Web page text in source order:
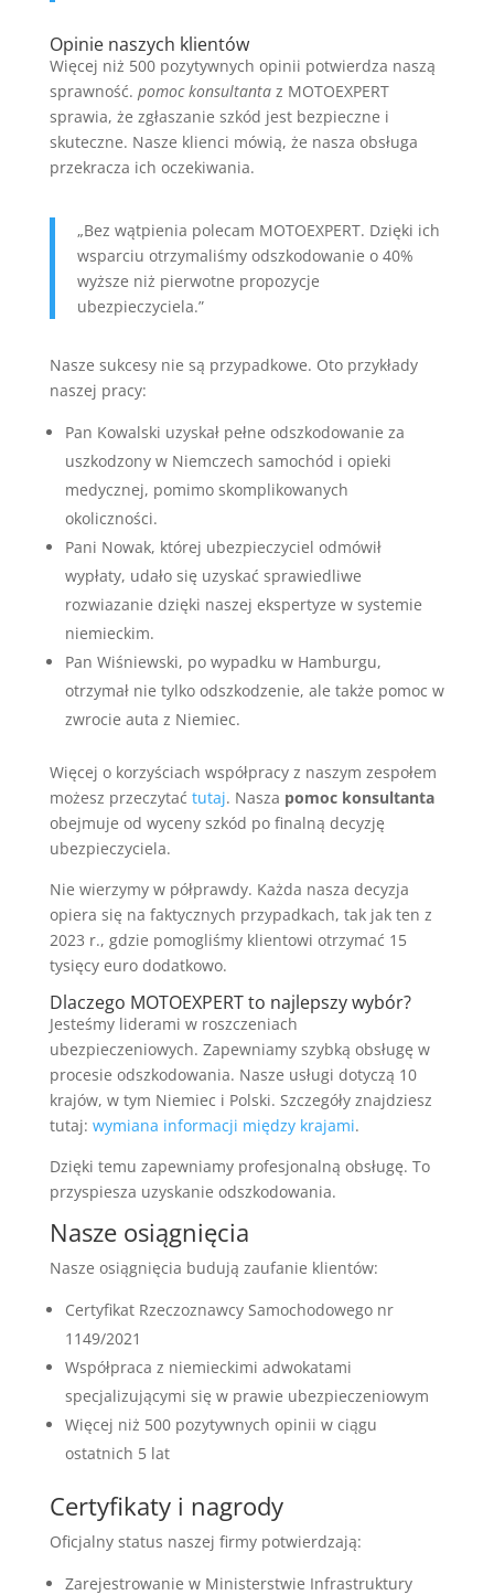
Opinie naszych klientów
Więcej niż 500 pozytywnych opinii potwierdza naszą
sprawność. pomoc konsultantaz MOTOEXPERT
sprawia, że zgłaszanie szkód jest bezpieczne i
skuteczne. Nasze klienci mówią, że nasza obsługa
przekracza ich oczekiwania.
„Bez wątpienia polecam MOTOEXPERT. Dzięki ich
wsparciu otrzymaliśmy odszkodowanie o 40%
wyższe niż pierwotne propozycje
ubezpieczyciela.”
Nasze sukcesy nie są przypadkowe. Oto przykłady
naszej pracy:
Pan Kowalski uzyskał pełne odszkodowanie za
uszkodzony w Niemczech samochód i opieki
medycznej, pomimo skomplikowanych
okoliczności.
Pani Nowak, której ubezpieczyciel odmówił
wypłaty, udało się uzyskać sprawiedliwe
rozwiazanie dzięki naszej ekspertyze w systemie
niemieckim.
Pan Wiśniewski, po wypadku w Hamburgu,
otrzymał nie tylko odszkodzenie, ale także pomoc w
zwrocie auta z Niemiec.
Więcej o korzyściach współpracy z naszym zespołem
możesz przeczytać tutaj. Nasza pomoc konsultanta
obejmuje od wyceny szkód po finalną decyzję
ubezpieczyciela.
Nie wierzymy w półprawdy. Każda nasza decyzja
opiera się na faktycznych przypadkach, tak jak ten z
2023 r., gdzie pomogliśmy klientowi otrzymać 15
tysięcy euro dodatkowo.
Dlaczego MOTOEXPERT to najlepszy wybór?
Jesteśmy liderami w roszczeniach
ubezpieczeniowych. Zapewniamy szybką obsługę w
procesie odszkodowania. Nasze usługi dotyczą 10
krajów, w tym Niemiec i Polski. Szczegóły znajdziesz
tutaj: wymiana informacji między krajami.
Dzięki temu zapewniamy profesjonalną obsługę. To
przyspiesza uzyskanie odszkodowania.
Nasze osiągnięcia
Nasze osiągnięcia budują zaufanie klientów:
Certyfikat Rzeczoznawcy Samochodowego nr
1149/2021
Współpraca z niemieckimi adwokatami
specjalizującymi się w prawie ubezpieczeniowym
Więcej niż 500 pozytywnych opinii w ciągu
ostatnich 5 lat
Certyfikaty i nagrody
Oficjalny status naszej firmy potwierdzają:
Zarejestrowanie w Ministerstwie Infrastruktury